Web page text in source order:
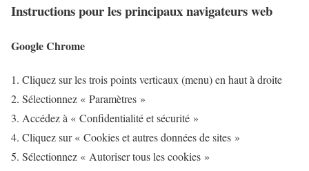
Instructions pour les principaux navigateurs web
Google Chrome
Cliquez sur les trois points verticaux (menu) en haut à droite
Sélectionnez « Paramètres »
Accédez à « Confidentialité et sécurité »
Cliquez sur « Cookies et autres données de sites »
Sélectionnez « Autoriser tous les cookies »